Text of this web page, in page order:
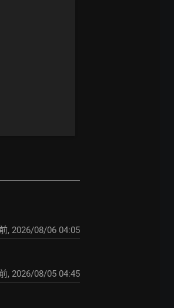
, 2026/08/06 04:05
, 2026/08/05 04:45